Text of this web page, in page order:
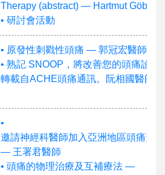
Therapy (abstract) — Hartmut
• 研討會活動
• 原發性刺戳性頭痛 — 郭冠宏醫師
• 熟記 SNOOP，將改善您的頭痛診
轉載自ACHE頭痛通訊。阮相國醫師譯
•
邀請神經科醫師加入亞洲地區頭痛預
— 王署君醫師
• 頭痛的物理治療及互補療法 —